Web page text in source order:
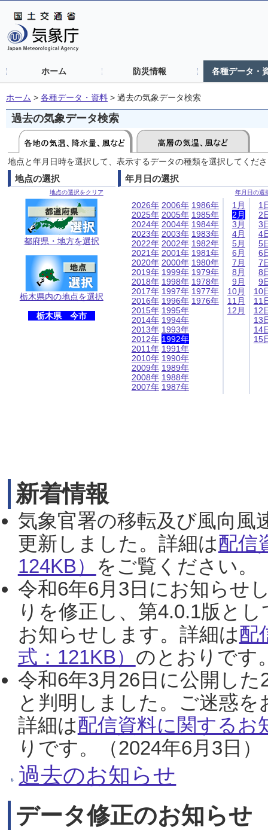
ホーム 防災情報 各種データ・
ホーム > 各種データ・資料 > 過去の気象データ検索
過去の気象データ検索
地点と年月日時を選択して、表示するデータの種類を選択してくだ
地点の選択
地点の選択をクリア
都府県・地方を選択
栃木県内の地点を選択
栃木県 今市
年月日の選択
年月日の選
2026年
2025年
2024年
2023年
2022年
2021年
2020年
2019年
2018年
2017年
2016年
2015年
2014年
2013年
2012年
2011年
2010年
2009年
2008年
2007年
2006年
2005年
2004年
2003年
2002年
2001年
2000年
1999年
1998年
1997年
1996年
1995年
1994年
1993年
1992年
1991年
1990年
1989年
1988年
1987年
1986年
1985年
1984年
1983年
1982年
1981年
1980年
1979年
1978年
1977年
1976年
1月
2月
3月
4月
5月
6月
7月
8月
9月
10月
11月
12月
1
2
3
4
5
6
7
8
9
10
11
12
13
14
15
新着情報
気象官署の移転及び風向風
更新しました。詳細は配信
124KB） をご覧ください。
令和6年6月3日にお知らせ
りを修正し、第4.0.1版と
お知らせします。詳細は配
式：121KB） のとおりです
令和6年3月26日に公開し
と判明しました。ご迷惑
詳細は配信資料に関するお
りです。（2024年6月3日）
過去のお知らせ
データ修正のお知らせ